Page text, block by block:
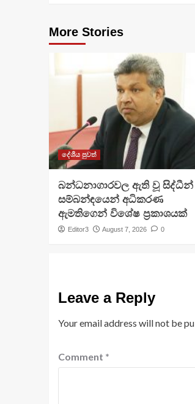
More Stories
දේශීය පුවත්
බන්ධනාගාරවල ඇති වූ සිද්ධීන්
සම්බන්ඳයෙන් අධිකරණ
ඇමතිගෙන් විශේෂ ප්‍රකාශයක්
Editor3 August 7, 2026 0
Leave a Reply
Your email address will not be
Comment *